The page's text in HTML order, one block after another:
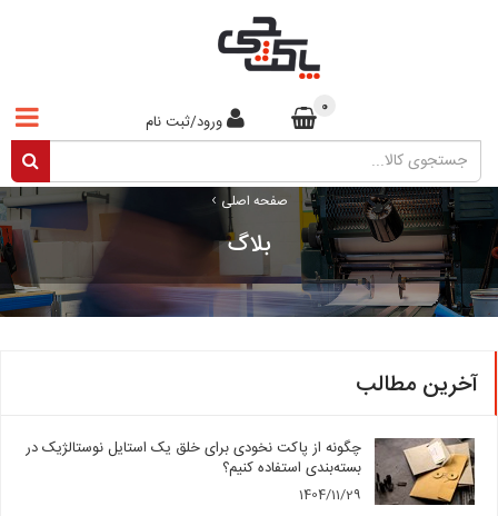
ورود/ثبت نام
0
صفحه اصلی ›
بلاگ
آخرین مطالب
چگونه از پاکت نخودی برای خلق یک استایل نوستالژیک در
بسته‌بندی استفاده کنیم؟
1404/11/29